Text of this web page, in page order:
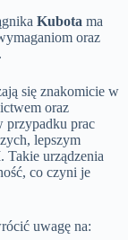
Kubota ma
oraz
się znakomicie w
oraz
przypadku prac
lepszym
. Takie urządzenia
co czyni je
uwagę na: